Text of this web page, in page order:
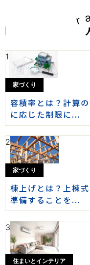
1
家づくり
容積率とは？計算
に応じた制限に...
2
家づくり
棟上げとは？上棟式
準備することを...
3
住まいとインテリア